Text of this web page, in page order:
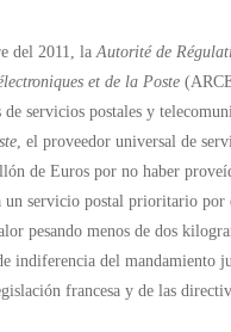
del 2011, laAutorité de
et de la Poste
de servicios postales y
, el proveedor universal de
de Euros por no haber
un servicio postal prioritario por
pesando menos de dos
indiferencia del mandamiento
francesa y de las